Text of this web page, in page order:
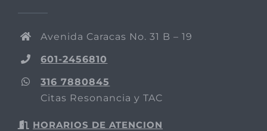
Avenida Caracas No. 31 B – 19
601-2456810
316 7880845
Citas Resonancia y TAC
HORARIOS DE ATENCION